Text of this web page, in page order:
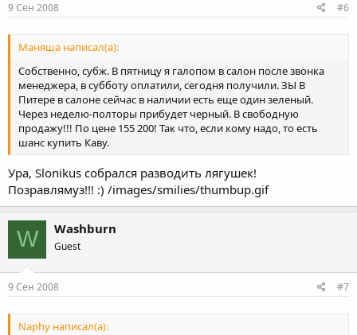
9 Сен 2008 #6
Маняша написал(а):
Собственно, субж. В пятницу я галопом в салон после звонка
менеджера, в субботу оплатили, сегодня получили. ЗЫ В
Питере в салоне сейчас в наличии есть еще один зеленый.
Через неделю-полторы прибудет черный. В свободную
продажу!!! По цене 155 200! Так что, если кому надо, то есть
шанс купить Каву.
Ура, Slonikus собрался разводить лягушек!
Позравлямуз!!! :) /images/smilies/thumbup.gif
W Washburn
Guest
9 Сен 2008 #7
Naphy написал(а):